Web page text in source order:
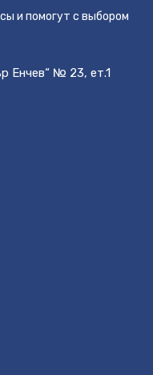
и помогут с выбором
Енчев“ № 23, ет.1